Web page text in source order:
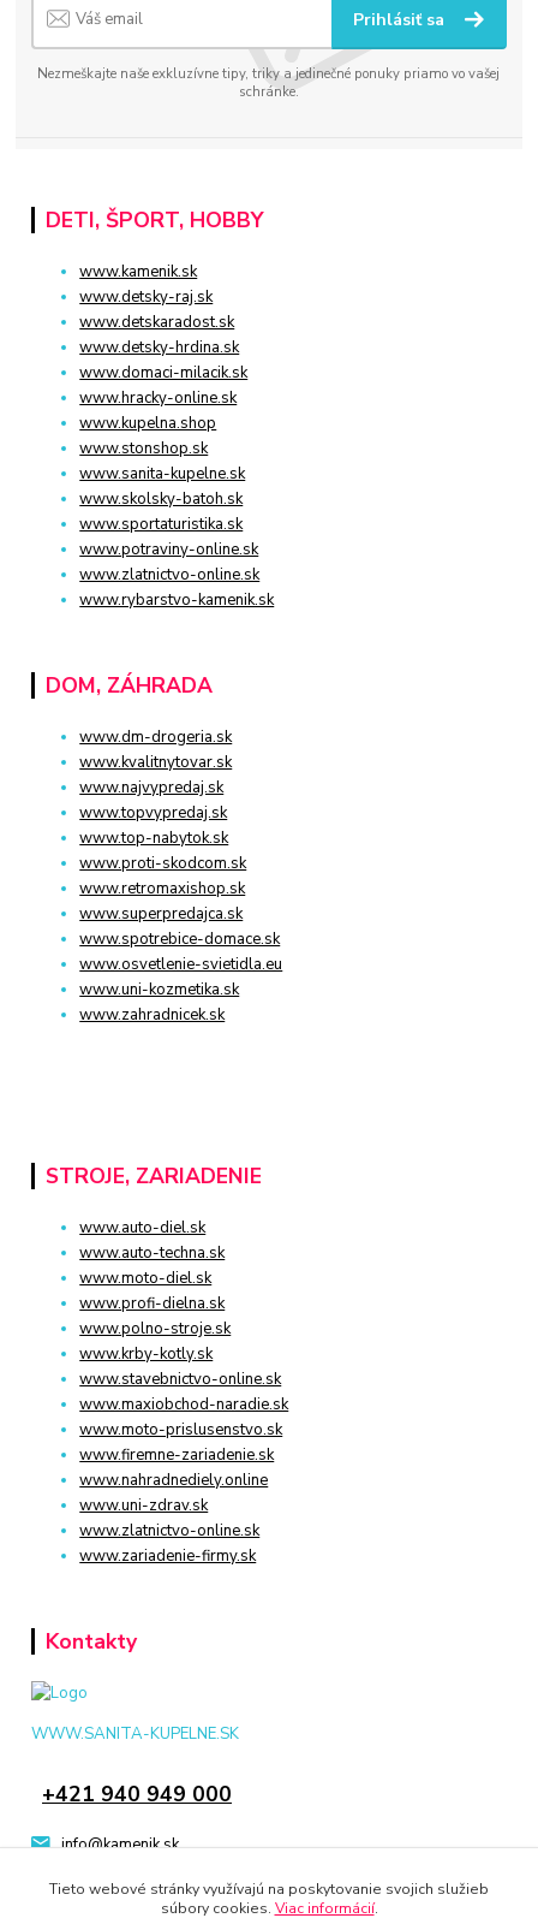
Prihlásiť sa
Nezmeškajte naše exkluzívne tipy, triky a jedinečné ponuky priamo vo vašej
schránke.
DETI, ŠPORT, HOBBY
www.kamenik.sk
www.detsky-raj.sk
www.detskaradost.sk
www.detsky-hrdina.sk
www.domaci-milacik.sk
www.hracky-online.sk
www.kupelna.shop
www.stonshop.sk
www.sanita-kupelne.sk
www.skolsky-batoh.sk
www.sportaturistika.sk
www.potraviny-online.sk
www.zlatnictvo-online.sk
www.rybarstvo-kamenik.sk
DOM, ZÁHRADA
www.dm-drogeria.sk
www.kvalitnytovar.sk
www.najvypredaj.sk
www.topvypredaj.sk
www.top-nabytok.sk
www.proti-skodcom.sk
www.retromaxishop.sk
www.superpredajca.sk
www.spotrebice-domace.sk
www.osvetlenie-svietidla.eu
www.uni-kozmetika.sk
www.zahradnicek.sk
STROJE, ZARIADENIE
www.auto-diel.sk
www.auto-techna.sk
www.moto-diel.sk
www.profi-dielna.sk
www.polno-stroje.sk
www.krby-kotly.sk
www.stavebnictvo-online.sk
www.maxiobchod-naradie.sk
www.moto-prislusenstvo.sk
www.firemne-zariadenie.sk
www.nahradnediely.online
www.uni-zdrav.sk
www.zlatnictvo-online.sk
www.zariadenie-firmy.sk
Kontakty
WWW.SANITA-KUPELNE.SK
+421 940 949 000
info@kamenik.sk
Tieto webové stránky využívajú na poskytovanie svojich služieb
súbory cookies. Viac informácií.